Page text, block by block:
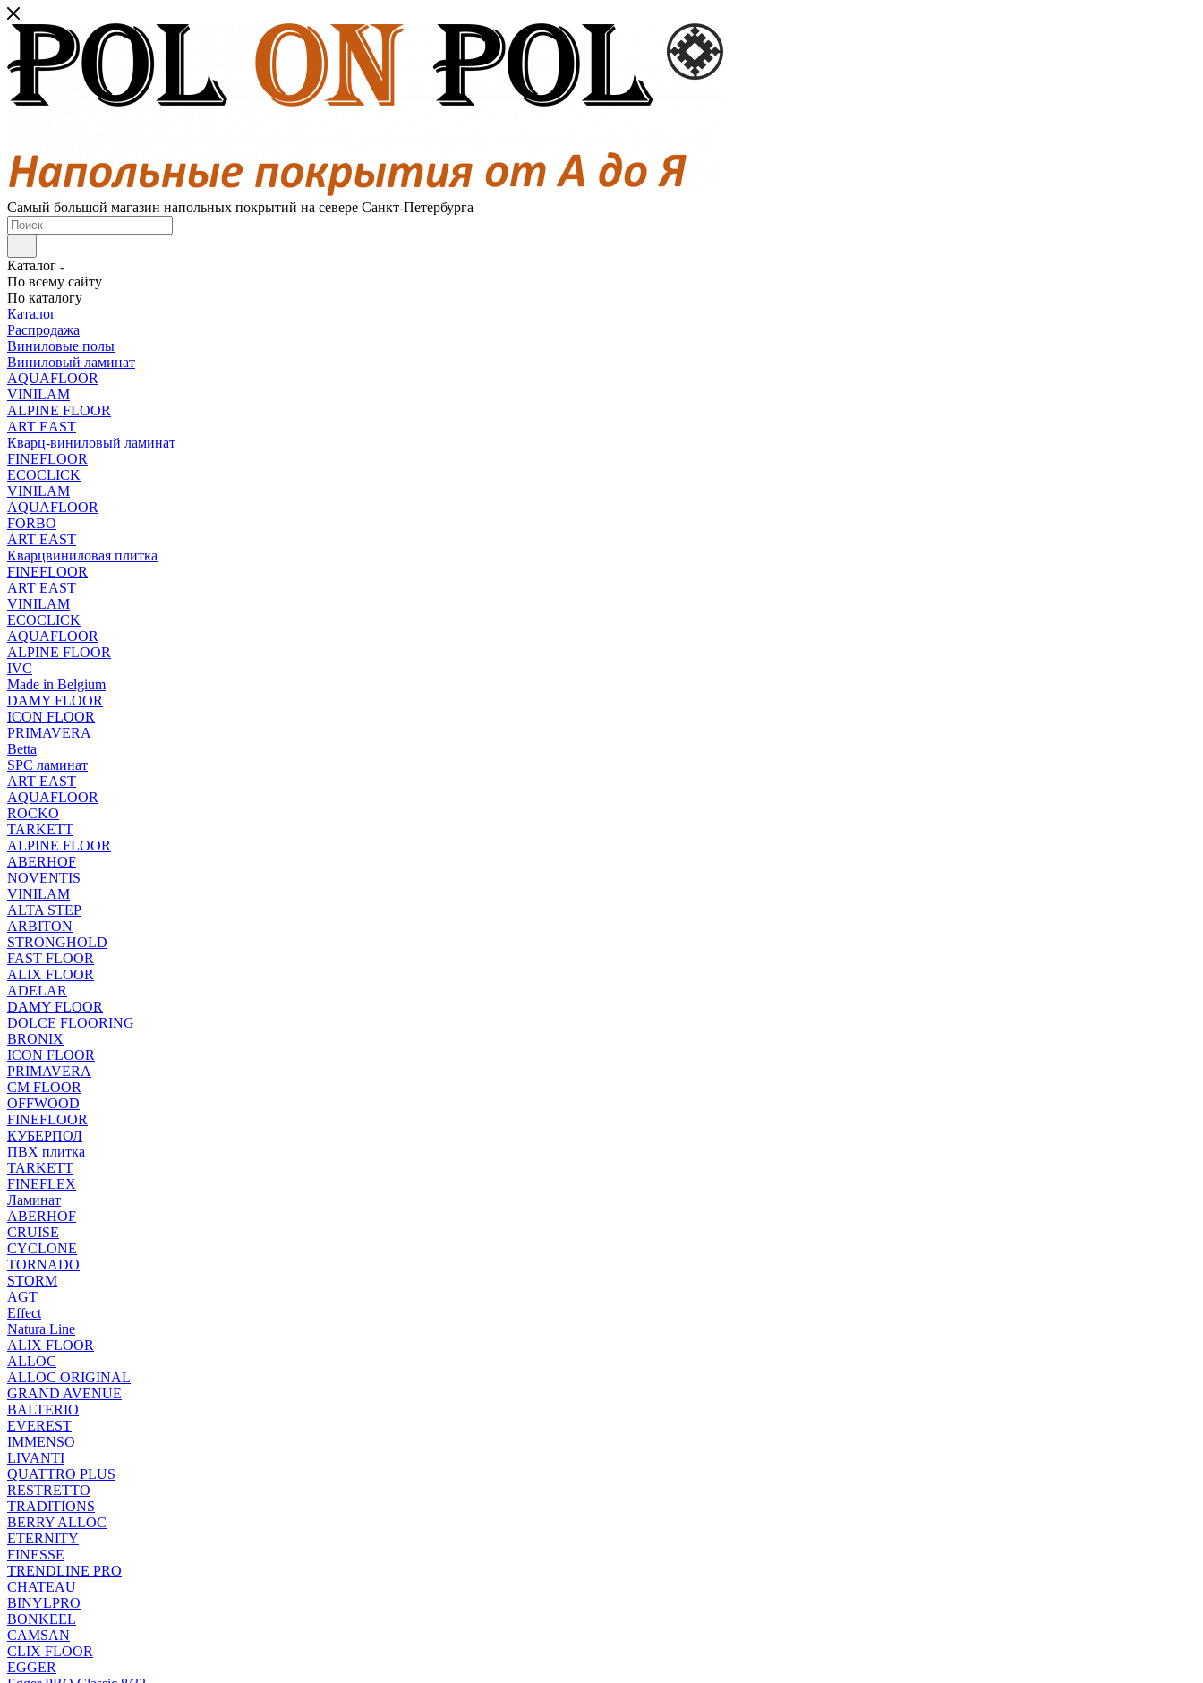
Самый большой магазин напольных покрытий на севере Санкт-Петербурга
Каталог
По всему сайту
По каталогу
Каталог
Распродажа
Виниловые полы
Виниловый ламинат
AQUAFLOOR
VINILAM
ALPINE FLOOR
ART EAST
Кварц-виниловый ламинат
FINEFLOOR
ECOCLICK
VINILAM
AQUAFLOOR
FORBO
ART EAST
Кварцвиниловая плитка
FINEFLOOR
ART EAST
VINILAM
ECOCLICK
AQUAFLOOR
ALPINE FLOOR
IVC
Made in Belgium
DAMY FLOOR
ICON FLOOR
PRIMAVERA
Betta
SPC ламинат
ART EAST
AQUAFLOOR
ROCKO
TARKETT
ALPINE FLOOR
ABERHOF
NOVENTIS
VINILAM
ALTA STEP
ARBITON
STRONGHOLD
FAST FLOOR
ALIX FLOOR
ADELAR
DAMY FLOOR
DOLCE FLOORING
BRONIX
ICON FLOOR
PRIMAVERA
CM FLOOR
OFFWOOD
FINEFLOOR
КУБЕРПОЛ
ПВХ плитка
TARKETT
FINEFLEX
Ламинат
ABERHOF
CRUISE
CYCLONE
TORNADO
STORM
AGT
Effect
Natura Line
ALIX FLOOR
ALLOC
ALLOC ORIGINAL
GRAND AVENUE
BALTERIO
EVEREST
IMMENSO
LIVANTI
QUATTRO PLUS
RESTRETTO
TRADITIONS
BERRY ALLOC
ETERNITY
FINESSE
TRENDLINE PRO
CHATEAU
BINYLPRO
BONKEEL
CAMSAN
CLIX FLOOR
EGGER